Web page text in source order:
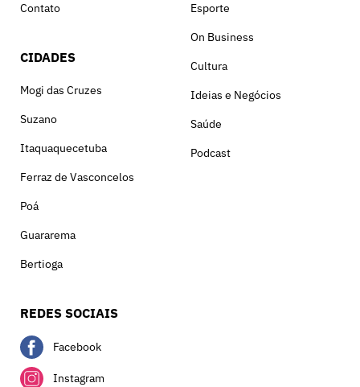
Contato
CIDADES
Mogi das Cruzes
Suzano
Itaquaquecetuba
Ferraz de Vasconcelos
Poá
Guararema
Bertioga
Esporte
On Business
Cultura
Ideias e Negócios
Saúde
Podcast
REDES SOCIAIS
Facebook
Instagram